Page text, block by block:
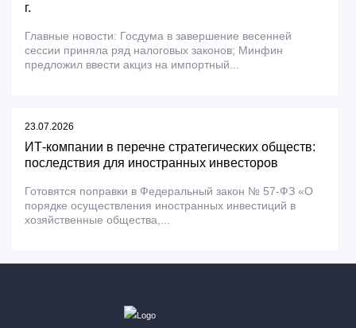
г.
Главные новости: Госдума в завершение весенней
сессии приняла ряд налоговых законов; Минфин
предложил ввести акциз на импортный...
23.07.2026
ИТ-компании в перечне стратегических обществ:
последствия для иностранных инвесторов
Готовятся поправки в Федеральный закон № 57-ФЗ «О
порядке осуществления иностранных инвестиций в
хозяйственные общества,...